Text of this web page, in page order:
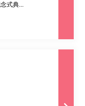
式典...